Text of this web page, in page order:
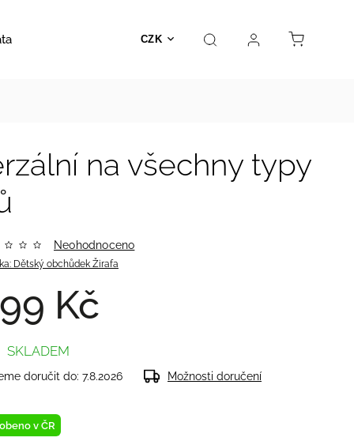
CZK
Hračky Prodejna Kontakt
na všechny typy
Dětský obchůdek Žirafa
Neohodnoceno
Kč
v ČR
SKLADEM
doručit do: 7.8.2026 Možnosti doručení